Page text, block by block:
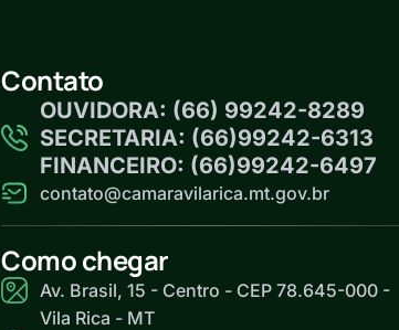
Contato
OUVIDORA: (66) 99242-8289
SECRETARIA: (66)99242-6313
FINANCEIRO: (66)99242-6497
contato@camaravilarica.mt.gov.br
Como chegar
Av. Brasil, 15 - Centro - CEP 78.645-000 -
Vila Rica - MT